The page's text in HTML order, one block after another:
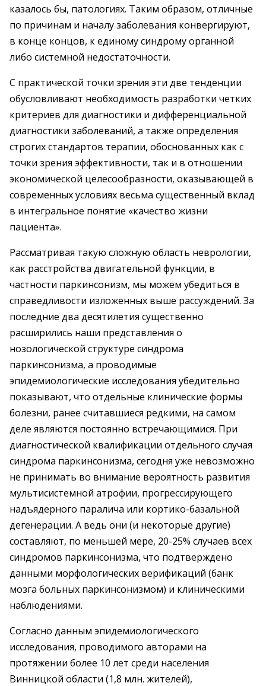
казалось бы, патологиях. Таким образом, отличные
по причинам и началу заболевания конвергируют,
в конце концов, к единому синдрому органной
либо системной недостаточности.
С практической точки зрения эти две тенденции
обусловливают необходимость разработки четких
критериев для диагностики и дифференциальной
диагностики заболеваний, а также определения
строгих стандартов терапии, обоснованных как с
точки зрения эффективности, так и в отношении
экономической целесообразности, оказывающей в
современных условиях весьма существенный вклад
в интегральное понятие «качество жизни
пациента».
Рассматривая такую сложную область неврологии,
как расстройства двигательной функции, в
частности паркинсонизм, мы можем убедиться в
справедливости изложенных выше рассуждений. За
последние два десятилетия существенно
расширились наши представления о
нозологической структуре синдрома
паркинсонизма, а проводимые
эпидемиологические исследования убедительно
показывают, что отдельные клинические формы
болезни, ранее считавшиеся редкими, на самом
деле являются постоянно встречающимися. При
диагностической квалификации отдельного случая
синдрома паркинсонизма, сегодня уже невозможно
не принимать во внимание вероятность развития
мультисистемной атрофии, прогрессирующего
надъядерного паралича или кортико-базальной
дегенерации. А ведь они (и некоторые другие)
составляют, по меньшей мере, 20-25% случаев всех
синдромов паркинсонизма, что подтверждено
данными морфологических верификаций (банк
мозга больных паркинсонизмом) и клиническими
наблюдениями.
Согласно данным эпидемиологического
исследования, проводимого авторами на
протяжении более 10 лет среди населения
Винницкой области (1,8 млн. жителей),